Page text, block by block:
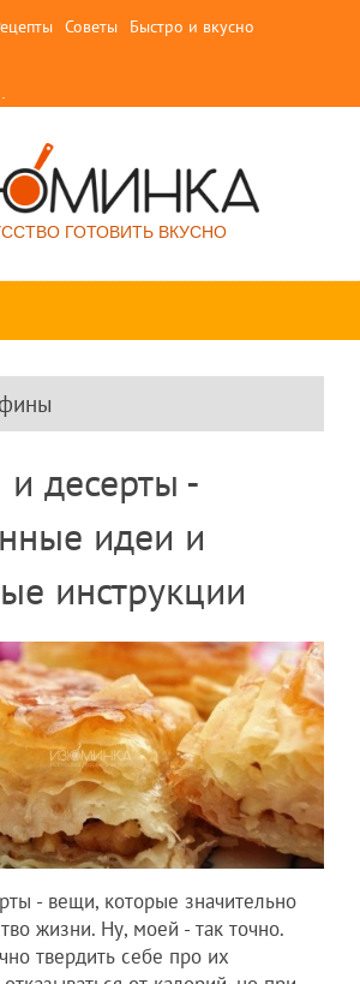
Советы Быстро и вкусно
ГОТОВИТЬ ВКУСНО
десерты -
идеи и
инструкции
- вещи, которые значительно
жизни. Ну, моей - так точно.
твердить себе про их